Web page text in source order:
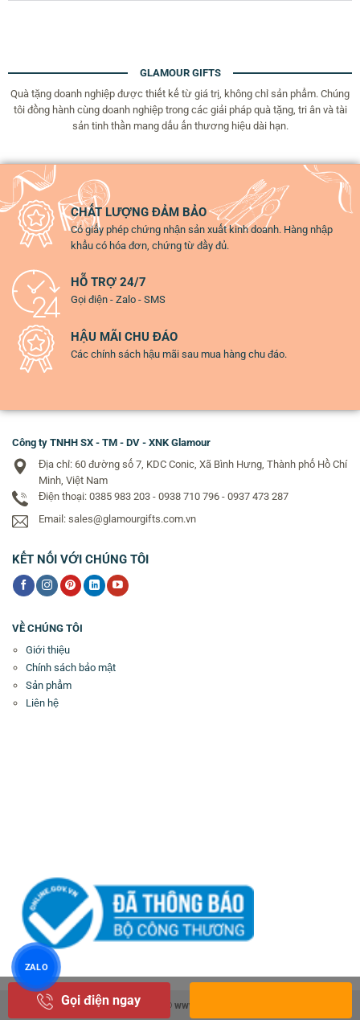
ZALO
GLAMOUR GIFTS
Quà tặng doanh nghiệp được thiết kế từ giá trị, không chỉ sản phẩm. Chúng
tôi đồng hành cùng doanh nghiệp trong các giải pháp quà tặng, tri ân và tài
sản tinh thần mang dấu ấn thương hiệu dài hạn.
Gọi điện ngay
CHẤT LƯỢNG ĐẢM BẢO
Có giấy phép chứng nhận sản xuất kinh doanh. Hàng nhập
khẩu có hóa đơn, chứng từ đầy đủ.
HỖ TRỢ 24/7
Gọi điện - Zalo - SMS
HẬU MÃI CHU ĐÁO
Các chính sách hậu mãi sau mua hàng chu đáo.
Công ty TNHH SX - TM - DV - XNK Glamour
Địa chỉ: 60 đường số 7, KDC Conic, Xã Bình Hưng, Thành phố Hồ Chí
Minh, Việt Nam
Điện thoại: 0385 983 203 - 0938 710 796 - 0937 473 287
Email: sales@glamourgifts.com.vn
KẾT NỐI VỚI CHÚNG TÔI
VỀ CHÚNG TÔI
Giới thiệu
Chính sách bảo mật
Sản phẩm
Liên hệ
Copyright 2026 © www.glamourgifts.vn